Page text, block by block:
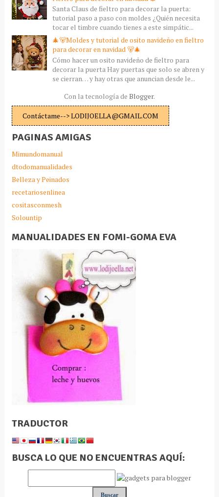
Santa Claus de fieltro para decorar la puerta:
tutorial paso a paso con moldes ¿Quién necesita
tocar el timbre cuando tienes a este simpátic...
🎄🐻Moldes y tutorial de osito navideño en fieltro
para decorar en navidad 🐻🎄
Cómo hacer un osito navideño de fieltro para
decorar la puerta Hay puertas que solo se abren y
se cierran… y hay otras que anuncian desde le...
Con la tecnología de Blogger.
Contáctame--> LODIJOELLA@GMAIL.COM
PAGINAS AMIGAS
Mimundomanual
dtodomanualidades
Belleza y Peinados
recetariosenlinea
cositasconmesh
Solountip
MANUALIDADES EN FOMI-GOMA EVA
TRADUCTOR
BUSCA LO QUE NO ENCUENTRAS AQUÍ: